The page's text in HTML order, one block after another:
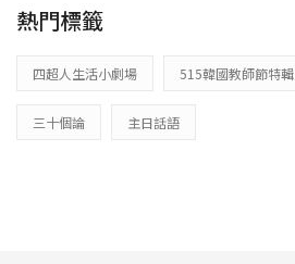
熱門標籤
四超人生活小劇場 515韓國教師節特輯
三十個論 主日話語